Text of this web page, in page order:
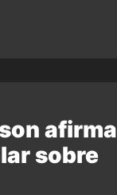
afirma
sobre